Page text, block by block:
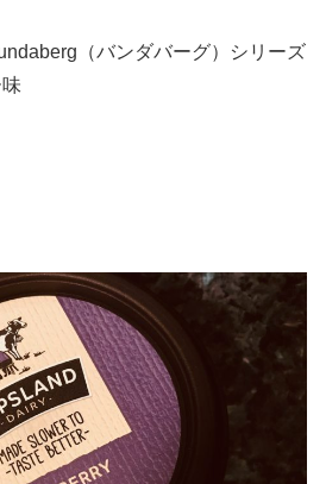
（バンダバーグ）シリーズ